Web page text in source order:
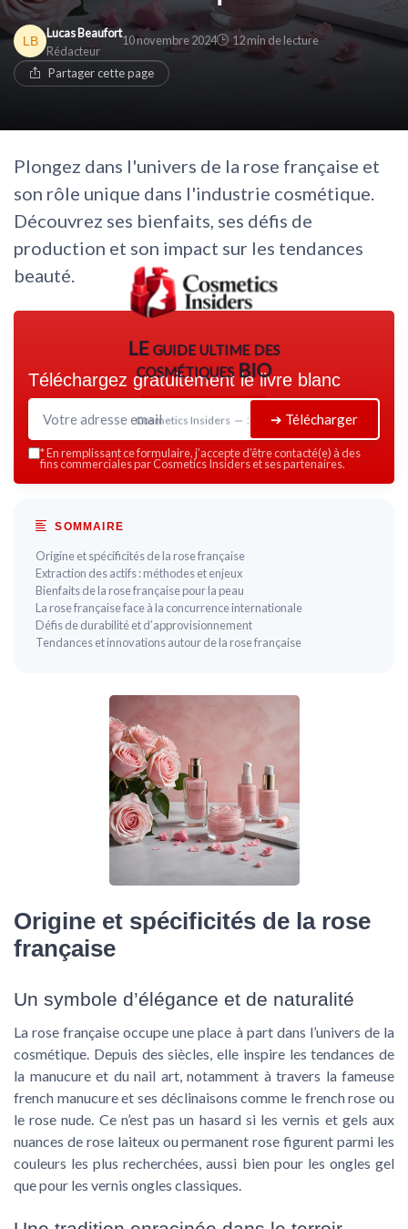
Lucas Beaufort
Rédacteur
10 novembre 2024 12 min de lecture
Partager cette page
Plongez dans l'univers de la rose française et
son rôle unique dans l'industrie cosmétique.
Découvrez ses bienfaits, ses défis de
production et son impact sur les tendances
beauté.
LE guide ultime des
cosmétiques BIO
Cosmetics Insiders — 2026
Téléchargez gratuitement le livre blanc
➔ Télécharger
*En remplissant ce formulaire, j’accepte d’être contacté(e) à des
fins commerciales par Cosmetics Insiders et ses partenaires.
SOMMAIRE
Origine et spécificités de la rose française
Extraction des actifs : méthodes et enjeux
Bienfaits de la rose française pour la peau
La rose française face à la concurrence internationale
Défis de durabilité et d’approvisionnement
Tendances et innovations autour de la rose française
Origine et spécificités de la rose
française
Un symbole d’élégance et de naturalité
La rose française occupe une place à part dans l’univers de la
cosmétique. Depuis des siècles, elle inspire les tendances de
la manucureet du nail art, notamment à travers la fameuse
french manucureet ses déclinaisons comme le french rose ou
lerose nude. Ce n’est pas un hasard si lesvernis et gels aux
nuances de rose laiteuxoupermanent rose figurent parmi les
couleurs les plus recherchées, aussi bien pour les ongles gel
que pour les vernis ongles classiques.
* En remplissant ce formulaire, j'accepte d'être
contacté(e) à des fins commerciales par Cosmetics
Insiders et ses partenaires.
* En rejoignant le club, j'accepte de recevoir les emails
de Cosmetics Insiders et les offres de ses partenaires.
Non merci, peut-être plus tard